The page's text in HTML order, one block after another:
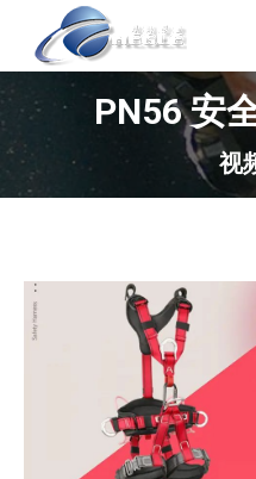
PN56 安
视